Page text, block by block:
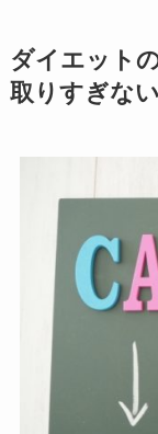
ダイエット
取りすぎない